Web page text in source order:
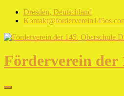
Skip
Dresden, Deutschland
Förderverein der